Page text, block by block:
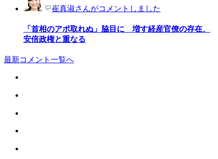
崔真淑さんがコメントしました
「首相のアポ取れぬ」脇目に 増す経産官僚の存在、
安倍政権と重なる
最新コメント一覧へ